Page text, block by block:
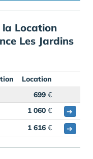
Location
Les Jardins
Location
699 €
1 060 €
➔
1 616 € ➔